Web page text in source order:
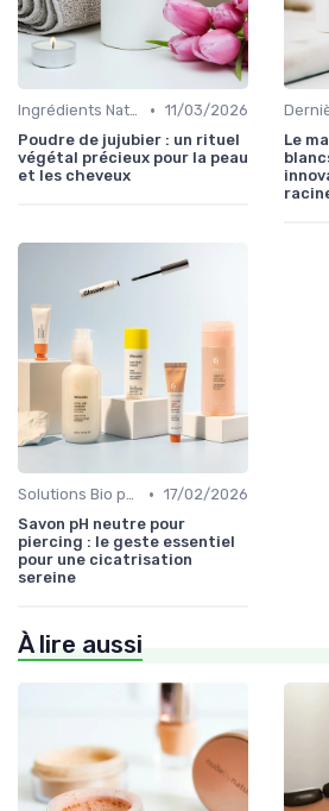
Ingrédients Naturels et Leurs Propriétés • 11/03/2026
Poudre de jujubier : un rituel
végétal précieux pour la peau
et les cheveux
Le
Solutions Bio pour Problèmes de Peau • 17/02/2026
Savon pH neutre pour
piercing : le geste essentiel
pour une cicatrisation
sereine
À lire aussi